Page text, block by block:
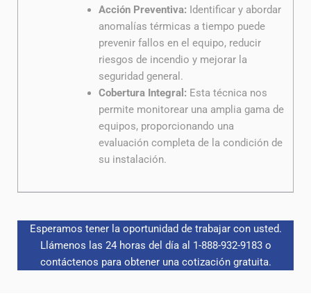
Acción Preventiva: Identificar y abordar
anomalías térmicas a tiempo puede
prevenir fallos en el equipo, reducir
riesgos de incendio y mejorar la
seguridad general.
Cobertura Integral: Esta técnica nos
permite monitorear una amplia gama de
equipos, proporcionando una
evaluación completa de la condición de
su instalación.
Esperamos tener la oportunidad de trabajar con usted.
Llámenos las 24 horas del día al 1-888-932-9183 o
contáctenos para obtener una cotización gratuita.